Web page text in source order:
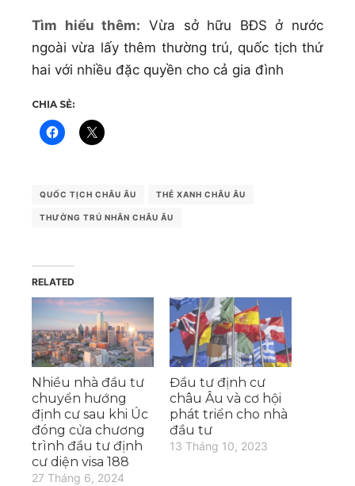
Tìm hiểu thêm: Vừa sở hữu BĐS ở nước
ngoài vừa lấy thêm thường trú, quốc tịch thứ
hai với nhiều đặc quyền cho cả gia đình
CHIA SẺ:
QUỐC TỊCH CHÂU ÂU THẺ XANH CHÂU ÂU
THƯỜNG TRÚ NHÂN CHÂU ÂU
RELATED
Nhiều nhà đầu tư
chuyển hướng
định cư sau khi Úc
đóng cửa chương
trình đầu tư định
cư diện visa 188
27 Tháng 6, 2024
Đầu tư định cư
châu Âu và cơ hội
phát triển cho nhà
đầu tư
13 Tháng 10, 2023